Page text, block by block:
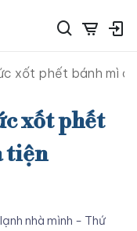
xốt phết bánh mì
xốt phết
tiện
nhà mình - Thứ